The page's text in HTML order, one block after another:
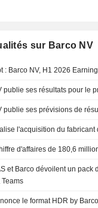
sur Barco NV
: Barco NV, H1 2026
publie ses résultats pour le
publie ses prévisions de
l'acquisition du
d'affaires de 180,6
et Barco dévoilent un
Teams
le format HDR by